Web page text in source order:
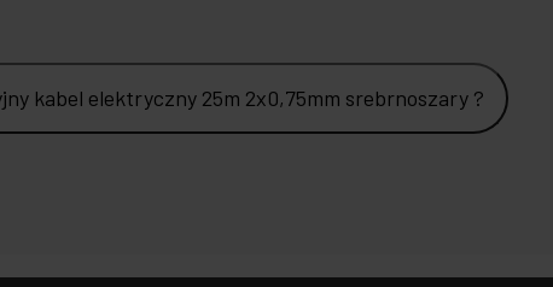
kabel elektryczny 25m 2x0,75mm srebrnoszary ?